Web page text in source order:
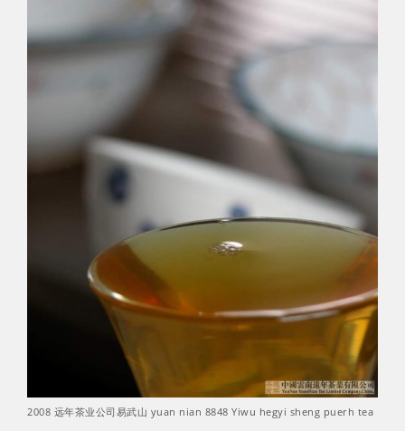
2008 远年茶业公司易武山 yuan nian 8848 Yiwu hegyi sheng puerh tea